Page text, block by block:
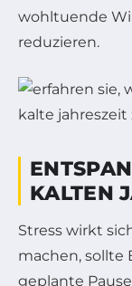
wohltuende
reduzieren.
KALTEN
Stress wirkt
machen, sollte
geplante